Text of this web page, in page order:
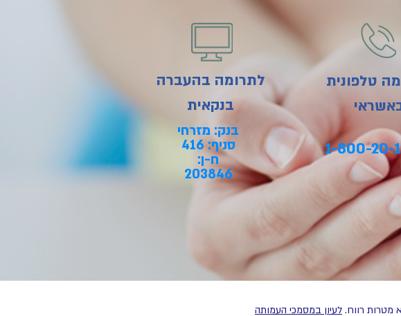
לתרומה בהעברה
בנקאית
בנק: מזרחי
סניף: 416
ח-ן:
203846
טלפונית
1-800-20-
מטרות רווח. לעיון במסמכי העמותה